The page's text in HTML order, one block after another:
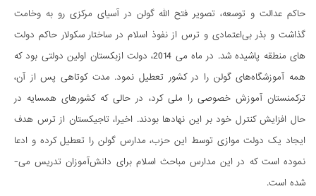
حاکم عدالت و توسعه، تصویر فتح الله گولن در آسیای مرکزی رو به وخامت
گذاشت و بذر بی‌اعتمادی و ترس از نفوذ اسلام در ساختار سکولار حاکم دولت­‌
های منطقه پاشیده شد. در ماه می 2014، دولت ازبکستان اولین دولتی بود که
همه آموزشگاه­‌های گولن را در کشور تعطیل نمود. مدت کوتاهی پس از آن،
ترکمنستان آموزش خصوصی را ملی کرد، در حالی که کشورهای همسایه در
حال افزایش کنترل خود بر این نهادها بودند. اخیرا، تاجیکستان از ترس هدف
ایجاد یک دولت موازی توسط این حزب، مدارس گولن را تعطیل کرده و ادعا
نموده است که در این مدارس مباحث اسلام برای دانش­‌آموزان تدریس می‌­
شده است.